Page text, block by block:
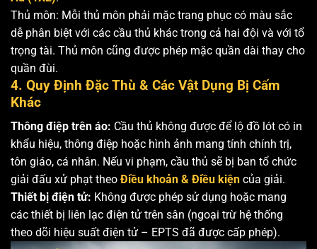
Thủ môn: Mỗi thủ môn phải mặc trang phục có màu sắc
dễ phân biệt với các cầu thủ khác trong cả hai đội và với tổ
trọng tài. Thủ môn cũng được phép mặc quần dài thay cho
quần đùi.
4. Quy Định Đặc Thù & Các Vật Dụng Bị Cấm
Khác
Thông điệp trên áo: Cầu thủ không được để lộ đồ lót có in
khẩu hiệu, thông điệp hoặc hình ảnh mang tính chính trị,
tôn giáo, cá nhân. Nếu vi phạm, cầu thủ sẽ bị ban tổ chức
giải đấu xử phạt theo Điều khoản & Điều kiện của giải.
Thiết bị điện tử: Không được phép sử dụng hoặc mang
các thiết bị liên lạc điện tử trên sân (ngoại trừ hệ thống
theo dõi hiệu suất điện tử – EPTS đã được cấp phép).